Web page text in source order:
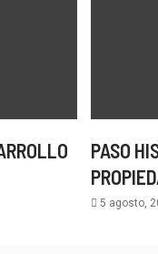
PASO
5 agosto,